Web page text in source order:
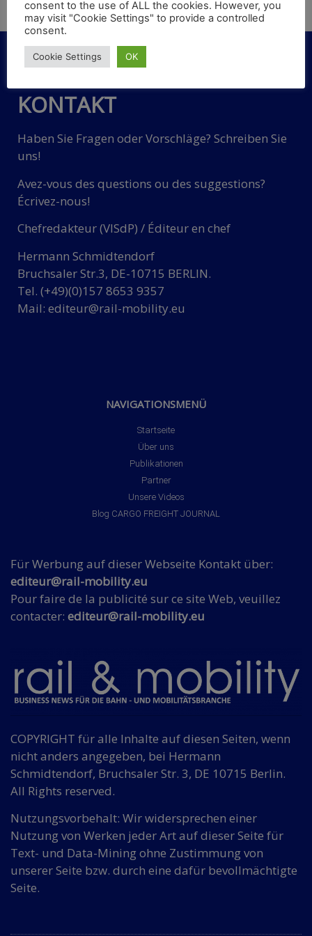
Werkstofftechnik auch für die FRET-Tochtergesellschaft
(Fracht) der SNCF-Gruppe tätig.
KONTAKT
Haben Sie Fragen oder Vorschläge? Schreiben Sie
uns!
Avez-vous des questions ou des suggestions?
Écrivez-nous!
Chefredakteur (VISdP) / Éditeur en chef
Hermann Schmidtendorf
Bruchsaler Str.3, DE-10715 BERLIN.
Tel. (+49)(0)157 8653 9357
Mail: editeur@rail-mobility.eu
NAVIGATIONSMENÜ
Startseite
Über uns
Publikationen
Partner
Unsere Videos
Blog CARGO FREIGHT JOURNAL
Für Werbung auf dieser Webseite Kontakt über:
editeur@rail-mobility.eu
Pour faire de la publicité sur ce site Web, veuillez
contacter: editeur@rail-mobility.eu
COPYRIGHT für alle Inhalte auf diesen Seiten, wenn
nicht anders angegeben, bei Hermann
Schmidtendorf, Bruchsaler Str. 3, DE 10715 Berlin.
All Rights reserved.
Nutzungsvorbehalt: Wir widersprechen einer
Nutzung von Werken jeder Art auf dieser Seite für
Text- und Data-Mining ohne Zustimmung von
unserer Seite bzw. durch eine dafür bevollmächtigte
Seite.
consent to the use of ALL the cookies. However, you
may visit "Cookie Settings" to provide a controlled
consent.
Cookie Settings OK